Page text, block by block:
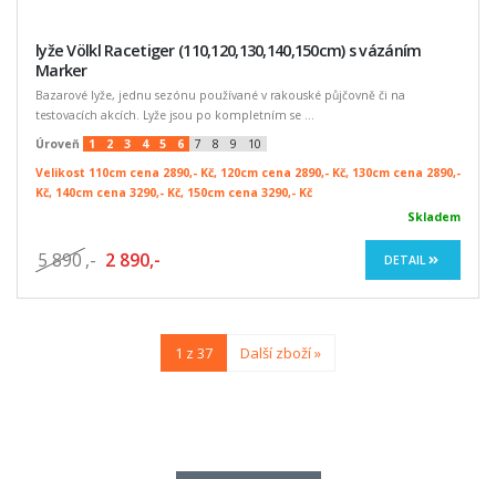
lyže Völkl Racetiger (110,120,130,140,150cm) s vázáním
Marker
Bazarové lyže, jednu sezónu používané v rakouské půjčovně či na
testovacích akcích. Lyže jsou po kompletním se ...
Úroveň
1 2 3 4 5 6 7 8 9
10
Velikost 110cm cena 2890,- Kč, 120cm cena 2890,- Kč, 130cm cena 2890,-
Kč, 140cm cena 3290,- Kč, 150cm cena 3290,- Kč
Skladem
5 890 ,- 2 890,- DETAIL
1 z 37 Další zboží »